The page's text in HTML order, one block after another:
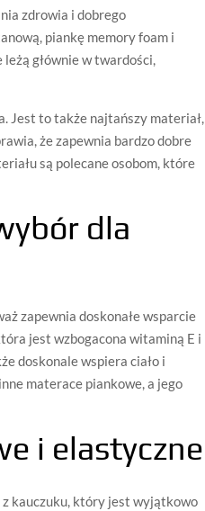
zdrowia i dobrego
piankę memory foam i
głównie w twardości,
Jest to także najtańszy materiał,
że zapewnia bardzo dobre
są polecane osobom, które
dla
zapewnia doskonałe wsparcie
jest wzbogacona witaminą E i
doskonale wspiera ciało i
materace piankowe, a jego
i elastyczne
kauczuku, który jest wyjątkowo